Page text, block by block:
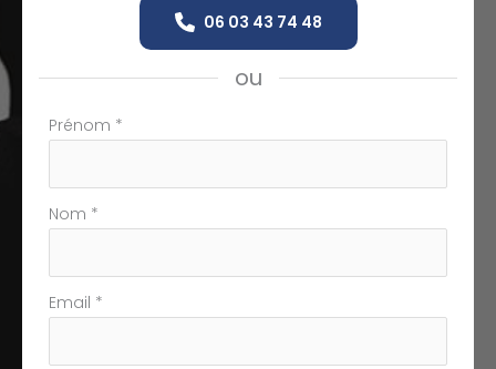
06 03 43 74 48
ou
Formulaire
téléphone
Prénom *
Nom *
Email *